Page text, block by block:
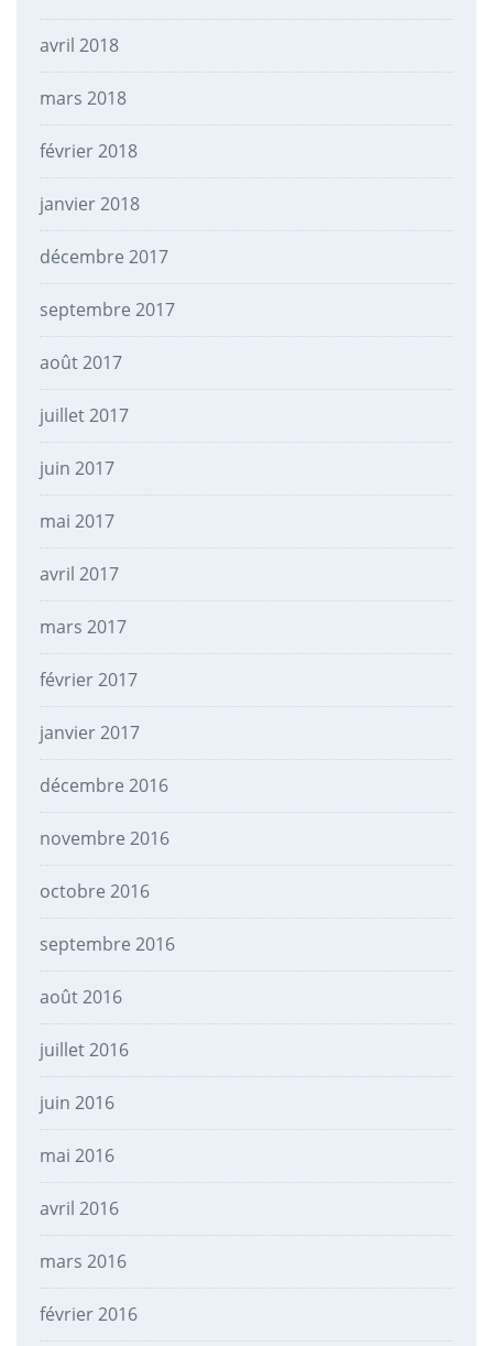
avril 2018
mars 2018
février 2018
janvier 2018
décembre 2017
septembre 2017
août 2017
juillet 2017
juin 2017
mai 2017
avril 2017
mars 2017
février 2017
janvier 2017
décembre 2016
novembre 2016
octobre 2016
septembre 2016
août 2016
juillet 2016
juin 2016
mai 2016
avril 2016
mars 2016
février 2016